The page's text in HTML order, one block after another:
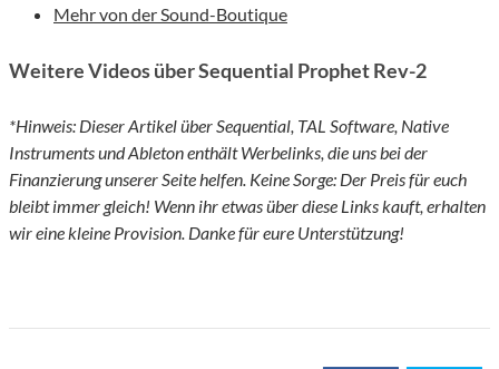
Mehr von der Sound-Boutique
Weitere Videos über Sequential Prophet Rev-2
*Hinweis: Dieser Artikel über Sequential, TAL Software, Native
Instruments und Ableton enthält Werbelinks, die uns bei der
Finanzierung unserer Seite helfen. Keine Sorge: Der Preis für euch
bleibt immer gleich! Wenn ihr etwas über diese Links kauft, erhalten
wir eine kleine Provision. Danke für eure Unterstützung!